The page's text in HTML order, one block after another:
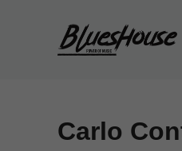
Carlo